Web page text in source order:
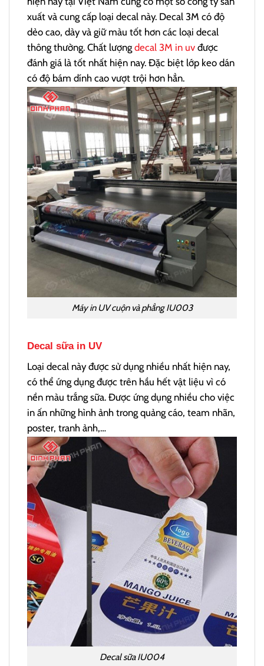
xuất và cung cấp loại decal này. Decal 3M có độ
dẻo cao, dày và giữ màu tốt hơn các loại decal
thông thường. Chất lượng decal 3M in uv được
đánh giá là tốt nhất hiện nay. Đặc biệt lớp keo dán
có độ bám dính cao vượt trội hơn hẳn.
Máy in UV cuộn và phẳng IU003
Decal sữa in UV
Loại decal này được sử dụng nhiều nhất hiện nay,
có thể ứng dụng được trên hầu hết vật liệu vì có
nền màu trắng sữa. Được ứng dụng nhiều cho việc
in ấn những hình ảnh trong quảng cáo, team nhãn,
poster, tranh ảnh,…
Decal sữa IU004